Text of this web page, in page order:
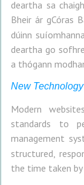
deartha sa
Bheir ár gCóras
dúinn
deartha go
a thógann
New
Modern
standards to
management
structured,
the time taken